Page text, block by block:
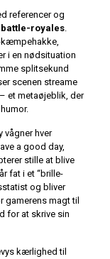
referencer og
battle-royales.
kæmpehakke,
i en nødsituation
splitsekund
scenen streame
et metaøjeblik, der
vågner hver
a good day,
stille at blive
fat i et “brille-
og bliver
gamerens magt til
for at skrive sin
kærlighed til